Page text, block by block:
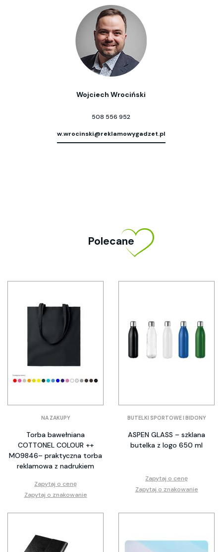
Wojciech Wrociński
508 556 952
w.wrocinski@reklamowygadzet.pl
Polecane
NA ZAKUPY
Torba bawełniana
COTTONEL COLOUR ++
MO9846– praktyczna torba
reklamowa z nadrukiem
Zapytaj o cenę
Zapytaj o znakowanie
BUTELKI SPORTOWE I BIDONY
ASPEN GLASS – szklana
butelka z logo 650 ml
Zapytaj o cenę
Zapytaj o znakowanie